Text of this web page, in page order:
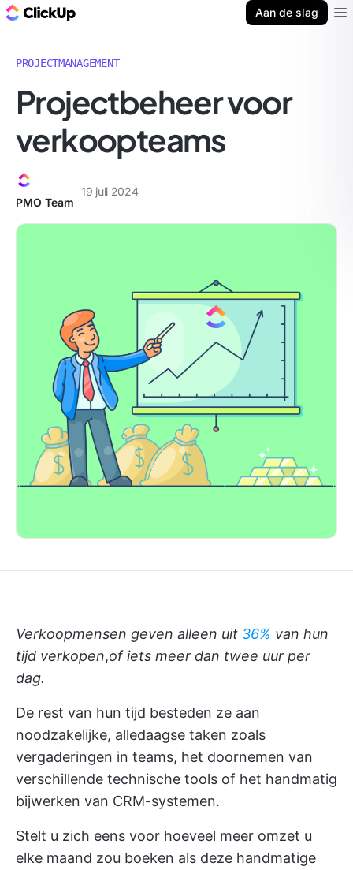
Aan de slag
PROJECTMANAGEMENT
Projectbeheer voor
verkoopteams
PMO Team
19 juli 2024
Verkoopmensen geven alleen uit 36% van hun
tijd verkopen,of iets meer dan twee uur per
dag.
De rest van hun tijd besteden ze aan
noodzakelijke, alledaagse taken zoals
vergaderingen in teams, het doornemen van
verschillende technische tools of het handmatig
bijwerken van CRM-systemen.
Stelt u zich eens voor hoeveel meer omzet u
elke maand zou boeken als deze handmatige